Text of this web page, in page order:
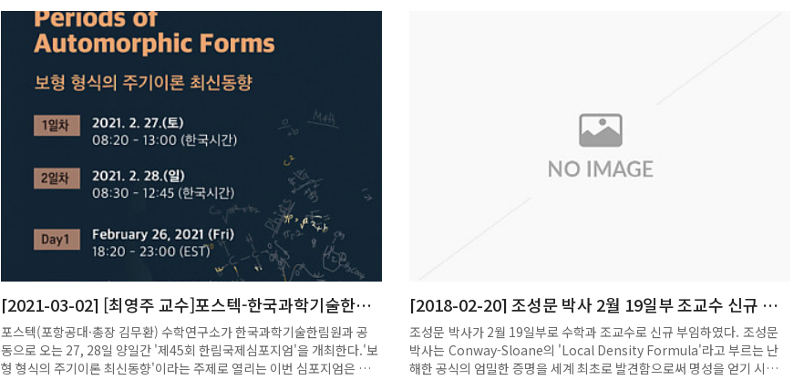
재 R값이 방역조치로 줄어들지 않고 유지될 경우 수도권에서만 이달 16
일 하루 확진자 수가 1110명, 1주일 후인 23일 1335명이 발생할 것으로
예측했다. 정은옥 교수팀은 현재 추세가 지속될 경우 2주 후 수도권 하루
확진자 수가 1634명이, 이효정 센터장팀도 2주 후 1409명, 3주 후 1529
명, 내달 6일 1555명이 발생할 것으로 봤다.다만 이번 분석들은 정부가 이
달 12일부터 2주간 수도권에 새로운 사회적 거리두기 4단계를 적용하기
로 한 내용을 반영하고 있지 않다. 정부는 9일 수도권 코로나19 확산세가
심각해지며 가장 높은 수준의 방역조치인 거리두기 4단계를 수도권에 적
용하기로 했다. 4단계가 적용되면 사실상 야간 외출제한 조치가 시행된다.
오후 6시 이후 ‘3인 이상 사적모임 금지’에 따라 2명까지만 모일 수 있다.
1인 시위 이외 모든 집회와 행사 금지, 그리고 유흥시설도 영업이 중단된
다. 식당과 카페 등 다중이용시설은 오후 10시까지만 운영, 스포츠 경기도
무관중으로 전환된다. 정부는 이에 더해 '4단계+α' 조치도 내렸다. 사모임
인원 포함 제외라는 백신 접종자에 대한 인센티브도 유보된다.감염병 전
문가들은 최근 확진자 발생 양상을 고려할 때 4단계 적용이 불가피한 조치
단계 조처는 방역상으로 큰 이점이 있을 것"이라며 "생활권이나 풍선 효
과 등을 고려할 때 수도권 전체에 적용하는 게 바람직하다"고 말했다. 김
탁 순천향대 부천병원 감염내과 교수도 "다음 주에는 (하루 신규) 확진자
가 1500명 수준으로 늘어날 가능성이 있다"며 "지금 개입해야 2주 정도
래와 같다.논문 제목: HyperDeepOnet: Learning operator with
complex target function space the limited resources via
hypernetwork, ICLR 2023저자: Jae Yong Lee, SungWoong Cho,
을 대신하여 딥 러닝을 이용하여 시뮬레이션 하려는 시도가 등장하고 있
복하고자 이를 더욱 일반화한 새로운 모델을 개발하였으며 기존 모델의 문
제를 해결해 주는 원인을 이론적으로 증명하였다.
는 쿠라니시 구조의 기초를 확립하였다. “쿠라니시 구조는 미분기하학에
서 대수기하학의 스킴 구조에 해당하는 대역적 해석학의 도구다. 쿠라시
니 구조 이론은 유사-복소해석 곡선의 모듈라이 공간 연구에 필요한데, 이
는 특히 라그랑지안 부분다양체와 그들의 변형 이론을 일반적인 경우에 기
로 확장 발전시켰다.오용근 교수는 “이러한 맥락에서 이 구조에 대한 실과
내게 되었다. 쿠라니시 구조 이론은 기하학과 수학에서 제기되는 다른 모
듈라이 문제까지 확장될 수 있다는 점에서 중요한 이론이다. 이 책이 인접
한 다양한 분야의 수학자들에게 안내서가 되기를 희망한다”고 밝혔다. 해
[2021-03-02] [최영주 교수]포스텍-한국과학기술한림
원, ‘제45회 한림국제심포지엄’ 개최
포스텍(포항공대·총장 김무환) 수학연구소가 한국과학기술한림원과 공
동으로 오는 27, 28일 양일간 '제45회 한림국제심포지엄'을 개최한다.'보
형 형식의 주기이론 최신동향'이라는 주제로 열리는 이번 심포지엄은 수
[2018-02-20] 조성문 박사 2월 19일부 조교수 신규 부
임
조성문 박사가 2월 19일부로 수학과 조교수로 신규 부임하였다. 조성문
박사는 Conway-Sloane의 'Local Density Formula'라고 부르는 난
해한 공식의 엄밀한 증명을 세계 최초로 발견함으로써 명성을 얻기 시작하